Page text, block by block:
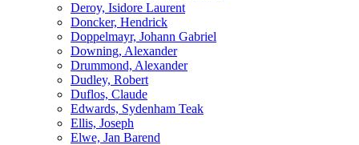
Deroy, Isidore Laurent
Doncker, Hendrick
Doppelmayr, Johann Gabriel
Downing, Alexander
Drummond, Alexander
Dudley, Robert
Duflos, Claude
Edwards, Sydenham Teak
Ellis, Joseph
Elwe, Jan Barend